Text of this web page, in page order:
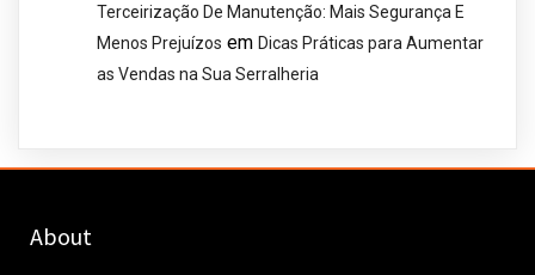
Terceirização De Manutenção: Mais Segurança E
Menos Prejuízos em Dicas Práticas para Aumentar
as Vendas na Sua Serralheria
About